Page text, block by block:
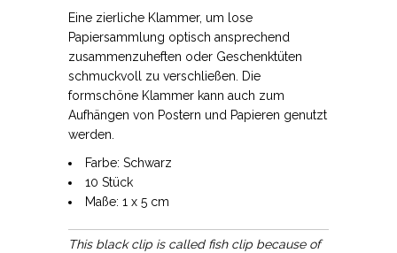
Eine zierliche Klammer, um lose
Papiersammlung optisch ansprechend
zusammenzuheften oder Geschenktüten
schmuckvoll zu verschließen. Die
formschöne Klammer kann auch zum
Aufhängen von Postern und Papieren genutzt
werden.
Farbe: Schwarz
10 Stück
Maße: 1 x 5 cm
This black clip is called fish clip because of